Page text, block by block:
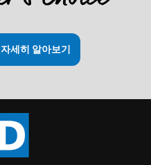
세히 알아보기